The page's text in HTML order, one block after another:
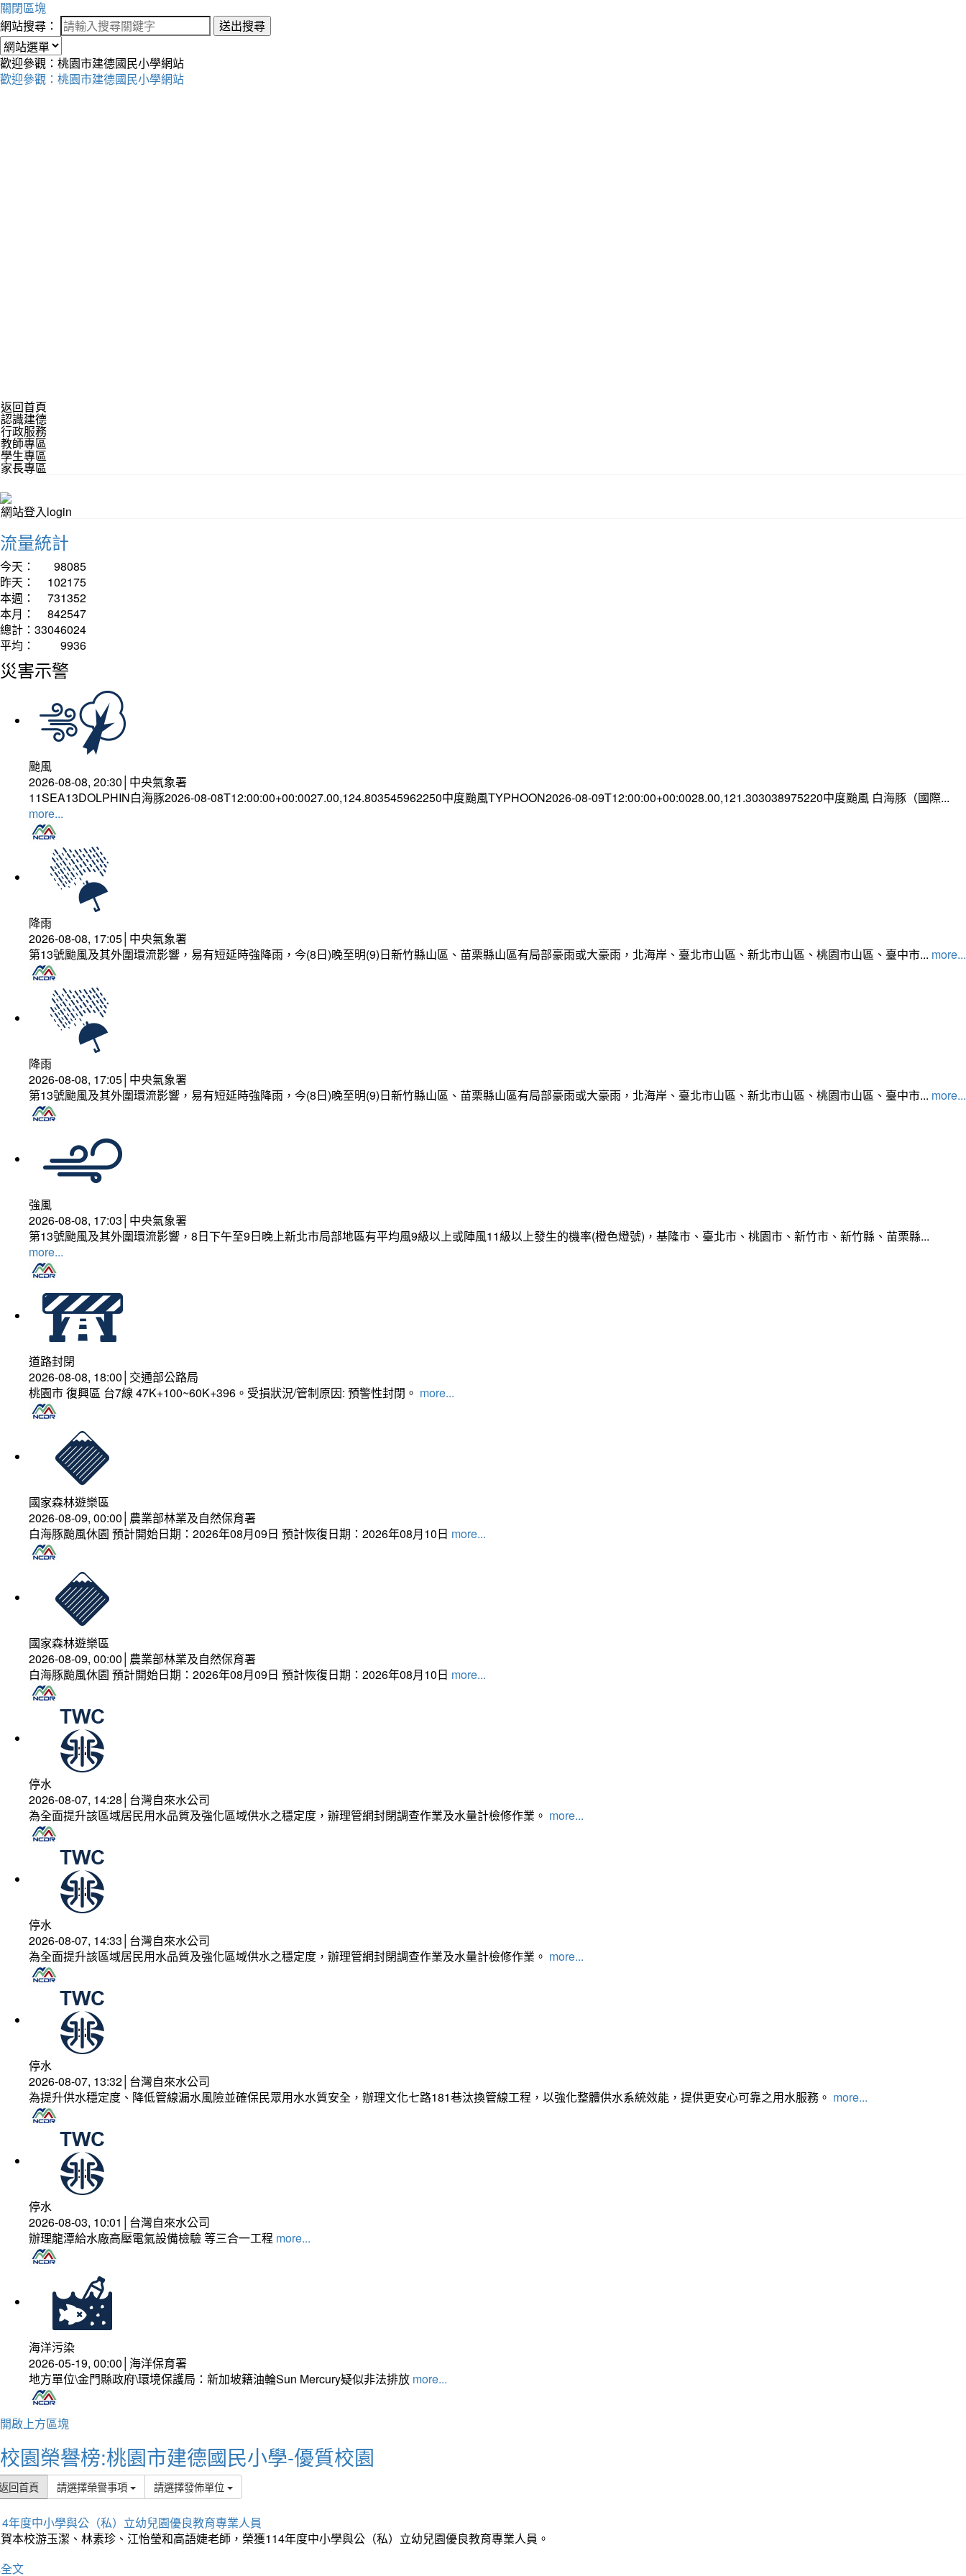
關閉區塊
網站搜尋：
送出搜尋
歡迎參觀：桃園市建德國民小學網站
歡迎參觀：桃園市建德國民小學網站
返回首頁
認識建德
行政服務
教師專區
學生專區
家長專區
網站登入login
流量統計
今天：
98085
昨天：
102175
本週：
731352
本月：
842547
總計： 33046024
平均：
9936
災害示警
颱風
2026-08-08, 20:30│中央氣象署
11SEA13DOLPHIN白海豚2026-08-08T12:00:00+00:0027.00,124.803545962250中度颱風TYPHOON2026-08-09T12:00:00+00:0028.00,121.303038975220中度颱風 白海豚（國際...
more...
降雨
2026-08-08, 17:05│中央氣象署
第13號颱風及其外圍環流影響，易有短延時強降雨，今(8日)晚至明(9)日新竹縣山區、苗栗縣山區有局部豪雨或大豪雨，北海岸、臺北市山區、新北市山區、桃園市山區、臺中市... more...
降雨
2026-08-08, 17:05│中央氣象署
第13號颱風及其外圍環流影響，易有短延時強降雨，今(8日)晚至明(9)日新竹縣山區、苗栗縣山區有局部豪雨或大豪雨，北海岸、臺北市山區、新北市山區、桃園市山區、臺中市... more...
強風
2026-08-08, 17:03│中央氣象署
第13號颱風及其外圍環流影響，8日下午至9日晚上新北市局部地區有平均風9級以上或陣風11級以上發生的機率(橙色燈號)，基隆市、臺北市、桃園市、新竹市、新竹縣、苗栗縣...
more...
道路封閉
2026-08-08, 18:00│交通部公路局
桃園市 復興區 台7線 47K+100~60K+396。受損狀況/管制原因: 預警性封閉。 more...
國家森林遊樂區
2026-08-09, 00:00│農業部林業及自然保育署
白海豚颱風休園 預計開始日期：2026年08月09日 預計恢復日期：2026年08月10日 more...
國家森林遊樂區
2026-08-09, 00:00│農業部林業及自然保育署
白海豚颱風休園 預計開始日期：2026年08月09日 預計恢復日期：2026年08月10日 more...
停水
2026-08-07, 14:28│台灣自來水公司
為全面提升該區域居民用水品質及強化區域供水之穩定度，辦理管網封閉調查作業及水量計檢修作業。 more...
停水
2026-08-07, 14:33│台灣自來水公司
為全面提升該區域居民用水品質及強化區域供水之穩定度，辦理管網封閉調查作業及水量計檢修作業。 more...
停水
2026-08-07, 13:32│台灣自來水公司
為提升供水穩定度、降低管線漏水風險並確保民眾用水水質安全，辦理文化七路181巷汰換管線工程，以強化整體供水系統效能，提供更安心可靠之用水服務。 more...
停水
2026-08-03, 10:01│台灣自來水公司
辦理龍潭給水廠高壓電氣設備檢驗 等三合一工程 more...
海洋污染
2026-05-19, 00:00│海洋保育署
地方單位\金門縣政府\環境保護局：新加坡籍油輪Sun Mercury疑似非法排放 more...
開啟上方區塊
校園榮譽榜:桃園市建德國民小學-優質校園
回首頁 請選擇榮譽事項 請選擇發佈單位
年度中小學與公（私）立幼兒園優良教育專業人員
本校游玉潔、林素珍、江怡瑩和高語婕老師，榮獲114年度中小學與公（私）立幼兒園優良教育專業人員。
文